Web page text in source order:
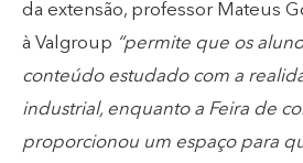
da extensão, professor Mateus
à Valgroup “permite que os
conteúdo estudado com a
industrial, enquanto a Feira de
proporcionou um espaço para